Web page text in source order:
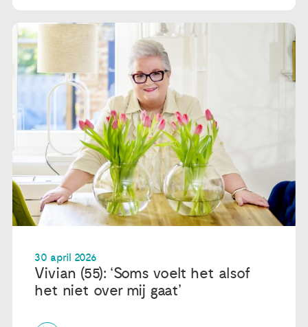
30 april 2026
Vivian (55): ‘Soms voelt het alsof
het niet over mij gaat’